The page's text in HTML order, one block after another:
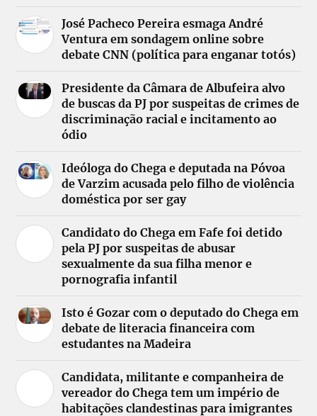
José Pacheco Pereira esmaga André
Ventura em sondagem online sobre
debate CNN (política para enganar totós)
Presidente da Câmara de Albufeira alvo
de buscas da PJ por suspeitas de crimes de
discriminação racial e incitamento ao
ódio
Ideóloga do Chega e deputada na Póvoa
de Varzim acusada pelo filho de violência
doméstica por ser gay
Candidato do Chega em Fafe foi detido
pela PJ por suspeitas de abusar
sexualmente da sua filha menor e
pornografia infantil
Isto é Gozar com o deputado do Chega em
debate de literacia financeira com
estudantes na Madeira
Candidata, militante e companheira de
vereador do Chega tem um império de
habitações clandestinas para imigrantes